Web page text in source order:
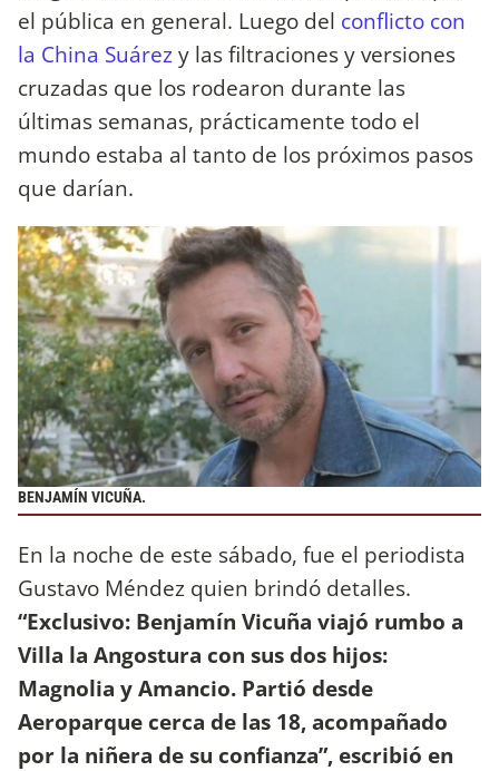
el pública en general. Luego del conflicto con
la China Suárezy las filtraciones y versiones
cruzadas que los rodearon durante las
últimas semanas, prácticamente todo el
mundo estaba al tanto de los próximos pasos
que darían.
BENJAMÍN VICUÑA.
En la noche de este sábado, fue el periodista
Gustavo Méndez quien brindó detalles.
“Exclusivo: Benjamín Vicuña viajó rumbo a
Villa la Angostura con sus dos hijos:
Magnolia y Amancio. Partió desde
Aeroparque cerca de las 18, acompañado
por la niñera de su confianza”, escribió en